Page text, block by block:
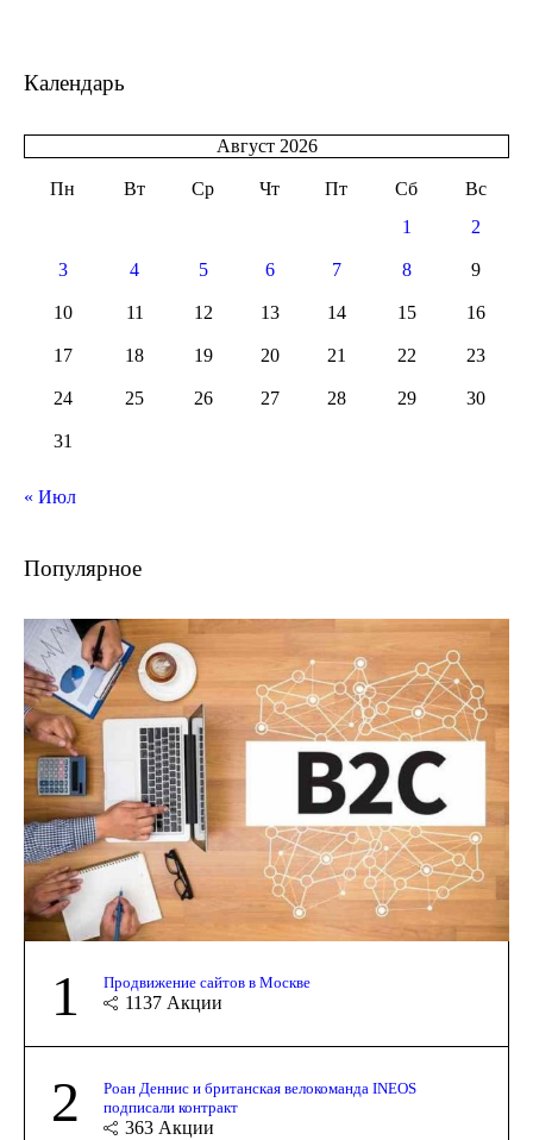
Календарь
Август 2026
Пн Вт Ср Чт Пт Сб
Вс
1
2
3 4 5 6 7 8 9
10 11 12 13 14 15 16
17 18 19 20 21 22 23
24 25 26 27 28 29 30
31
« Июл
Популярное
1 Продвижение сайтов в Москве
1137 Акции
2
Роан Деннис и британская велокоманда INEOS
подписали контракт
363 Акции